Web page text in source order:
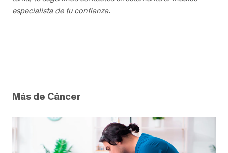
especialista de tu confianza.
Más de Cáncer